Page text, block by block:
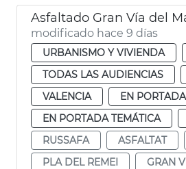
modificado hace 9 días
URBANISMO Y VIVIENDA
TODAS LAS AUDIENCIAS
VALENCIA
EN PORTADA
EN PORTADA TEMÁTICA
RUSSAFA
ASFALTAT
PLA DEL REMEI
GRAN